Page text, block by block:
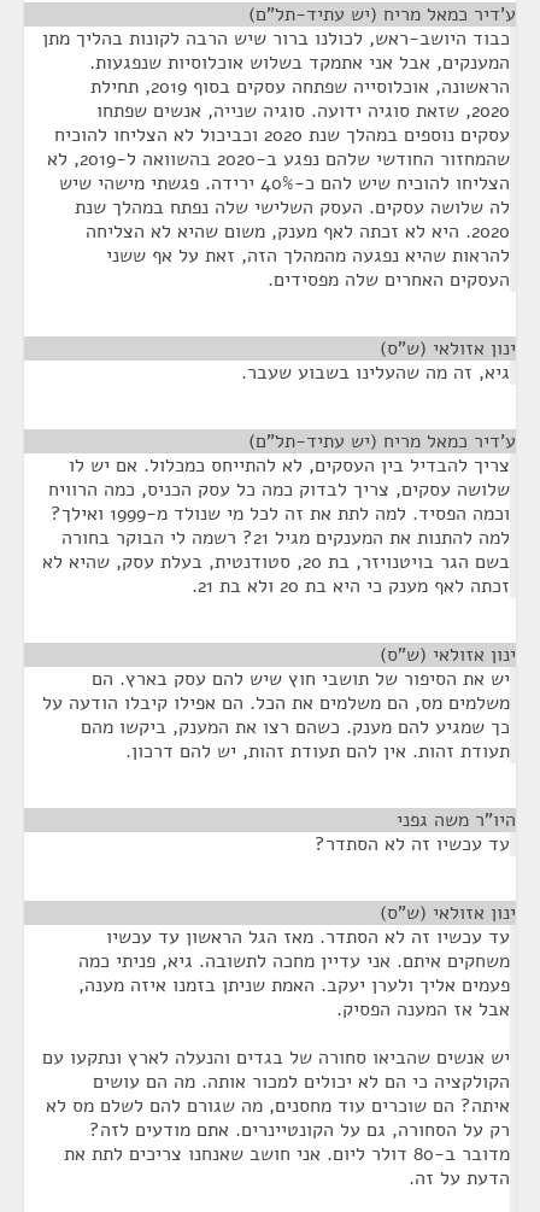
ע'דיר כמאל מריח (יש עתיד-תל"ם)
כבוד היושב-ראש, לכולנו ברור שיש הרבה לקונות בהליך מתן
המענקים, אבל אני אתמקד בשלוש אוכלוסיות שנפגעות.
הראשונה, אוכלוסייה שפתחה עסקים בסוף 2019, תחילת
2020, שזאת סוגיה ידועה. סוגיה שנייה, אנשים שפתחו
עסקים נוספים במהלך שנת 2020 וכביכול לא הצליחו להוכיח
שהמחזור החודשי שלהם נפגע ב-2020 בהשוואה ל-2019, לא
הצליחו להוכיח שיש להם כ-40% ירידה. פגשתי מישהי שיש
לה שלושה עסקים. העסק השלישי שלה נפתח במהלך שנת
2020. היא לא זכתה לאף מענק, משום שהיא לא הצליחה
להראות שהיא נפגעה מהמהלך הזה, זאת על אף ששני
העסקים האחרים שלה מפסידים.
ינון אזולאי (ש"ס)
גיא, זה מה שהעלינו בשבוע שעבר.
ע'דיר כמאל מריח (יש עתיד-תל"ם)
צריך להבדיל בין העסקים, לא להתייחס כמכלול. אם יש לו
שלושה עסקים, צריך לבדוק כמה כל עסק הכניס, כמה הרוויח
וכמה הפסיד. למה לתת את זה לכל מי שנולד מ-1999 ואילך?
למה להתנות את המענקים מגיל 21? רשמה לי הבוקר בחורה
בשם הגר בויטנויזר, בת 20, סטודנטית, בעלת עסק, שהיא לא
זכתה לאף מענק כי היא בת 20 ולא בת 21.
ינון אזולאי (ש"ס)
יש את הסיפור של תושבי חוץ שיש להם עסק בארץ. הם
משלמים מס, הם משלמים את הכל. הם אפילו קיבלו הודעה על
כך שמגיע להם מענק. כשהם רצו את המענק, ביקשו מהם
תעודת זהות. אין להם תעודת זהות, יש להם דרכון.
היו"ר משה גפני
עד עכשיו זה לא הסתדר?
ינון אזולאי (ש"ס)
עד עכשיו זה לא הסתדר. מאז הגל הראשון עד עכשיו
משחקים איתם. אני עדיין מחכה לתשובה. גיא, פניתי כמה
פעמים אליך ולערן יעקב. האמת שניתן בזמנו איזה מענה,
אבל אז המענה הפסיק.
יש אנשים שהביאו סחורה של בגדים והנעלה לארץ ונתקעו עם
הקולקציה כי הם לא יכולים למכור אותה. מה הם עושים
איתה? הם שוכרים עוד מחסנים, מה שגורם להם לשלם מס לא
רק על הסחורה, גם על הקונטיינרים. אתם מודעים לזה?
מדובר ב-80 דולר ליום. אני חושב שאנחנו צריכים לתת את
הדעת על זה.